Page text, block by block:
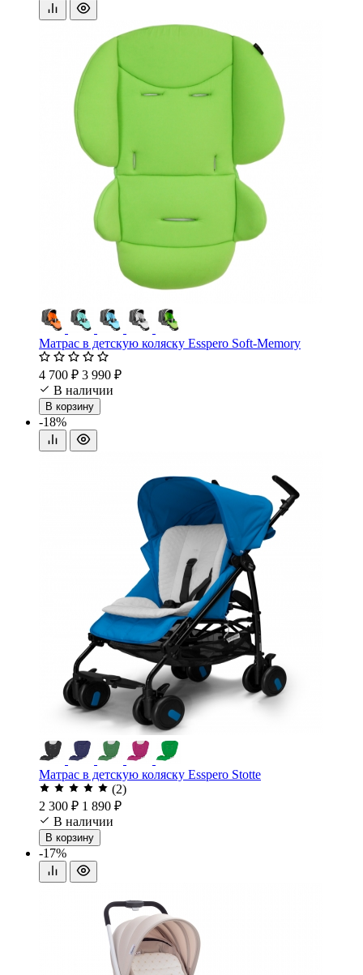
Матрас в детскую коляску Esspero Soft-Memory
4 700 ₽ 3 990 ₽
В наличии
В корзину
-18%
Матрас в детскую коляску Esspero Stotte
(2)
2 300 ₽ 1 890 ₽
В наличии
В корзину
-17%